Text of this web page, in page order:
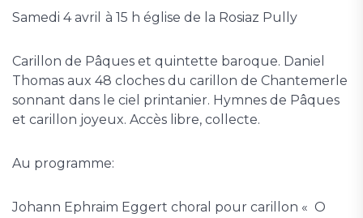
Samedi 4 avril à 15 h église de la Rosiaz Pully
Carillon de Pâques et quintette baroque. Daniel
Thomas aux 48 cloches du carillon de Chantemerle
sonnant dans le ciel printanier. Hymnes de Pâques
et carillon joyeux. Accès libre, collecte.
Au programme:
Johann Ephraim Eggert choral pour carillon « O